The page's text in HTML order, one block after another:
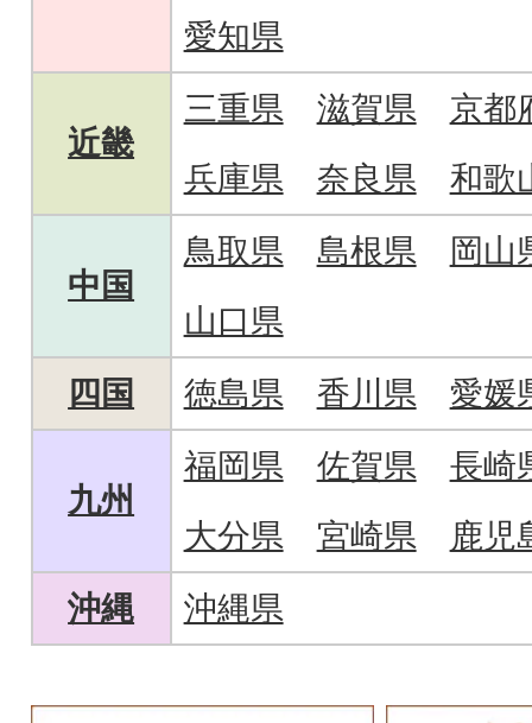
愛知県
近畿
三重県 滋賀県
京都
兵庫県
奈良県 和歌
中国
鳥取県 島根県
岡山
山口県
四国
徳島県 香川県 愛媛
九州
福岡県 佐賀県
長崎
大分県
宮崎県
鹿児
沖縄
沖縄県